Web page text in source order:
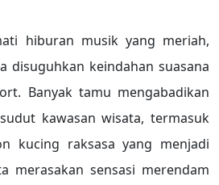
hiburan musik yang meriah,
disuguhkan keindahan suasana
Banyak tamu mengabadikan
kawasan wisata, termasuk
kucing raksasa yang menjadi
merasakan sensasi merendam